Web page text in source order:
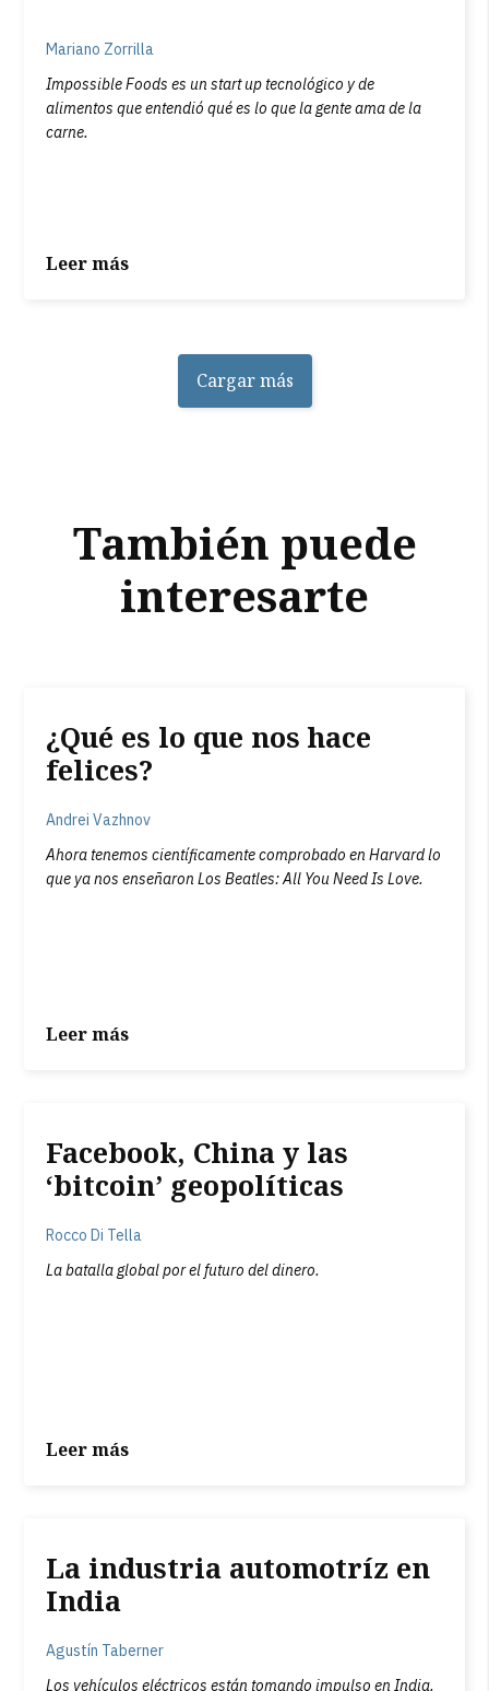
Mariano Zorrilla
Impossible Foods es un start up tecnológico y de
alimentos que entendió qué es lo que la gente ama de la
carne.
Leer más
Cargar más
También puede
interesarte
¿Qué es lo que nos hace
felices?
Andrei Vazhnov
Ahora tenemos científicamente comprobado en Harvard lo
que ya nos enseñaron Los Beatles: All You Need Is Love.
Leer más
Facebook, China y las
‘bitcoin’ geopolíticas
Rocco Di Tella
La batalla global por el futuro del dinero.
Leer más
La industria automotríz en
India
Agustín Taberner
Los vehículos eléctricos están tomando impulso en India.